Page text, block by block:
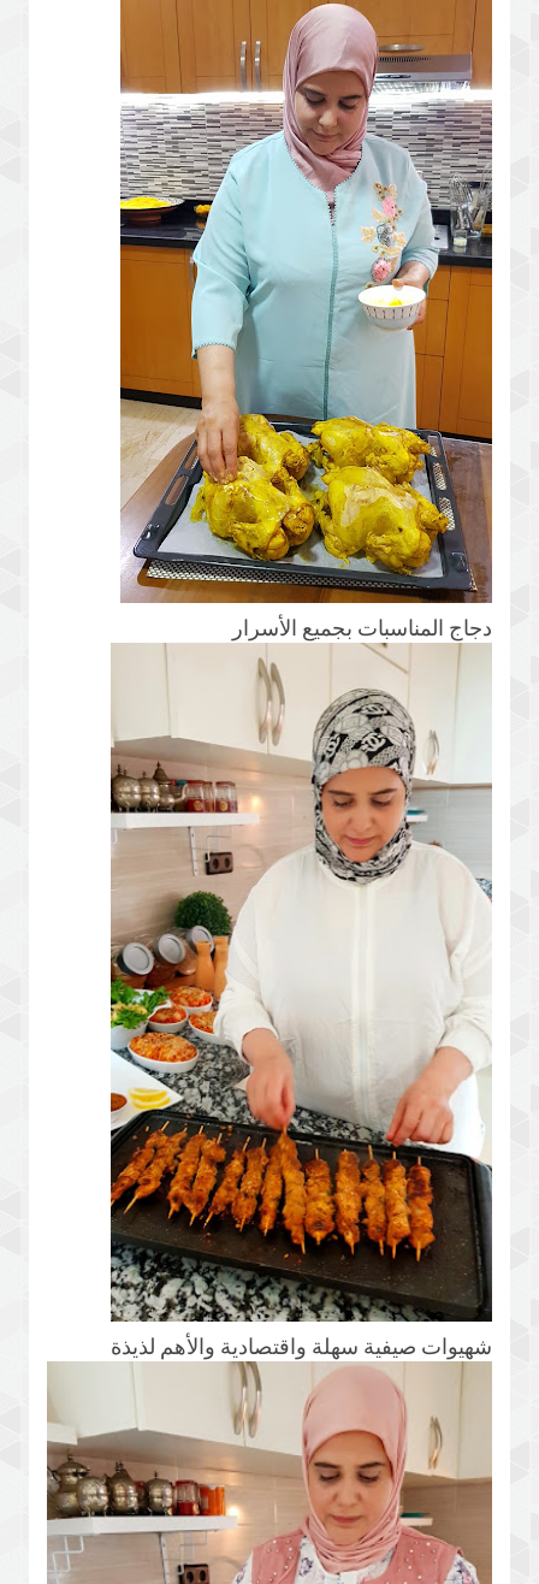
دجاج المناسبات بجميع الأسرار
شهيوات صيفية سهلة واقتصادية والأهم لذيذة